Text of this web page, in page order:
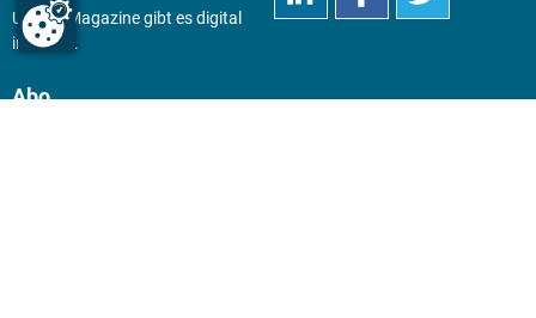
Unsere Magazine gibt es digital
imKiosk .
Abo